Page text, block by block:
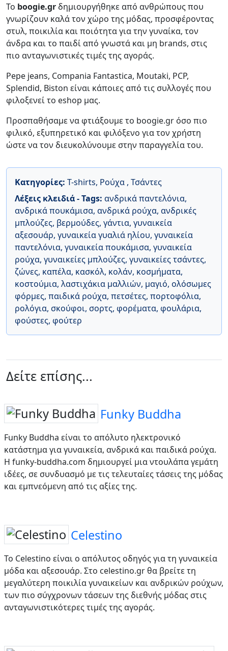
Το boogie.grδημιουργήθηκε από ανθρώπους που
γνωρίζουν καλά τον χώρο της μόδας, προσφέροντας
στυλ, ποικιλία και ποιότητα για την γυναίκα, τον
άνδρα και το παιδί από γνωστά και μη brands, στις
πιο ανταγωνιστικές τιμές της αγοράς.
Pepe jeans, Compania Fantastica, Moutaki, PCP,
Splendid, Biston είναι κάποιες από τις συλλογές που
φιλοξενεί το eshop μας.
Προσπαθήσαμε να φτιάξουμε το boogie.gr όσο πιο
φιλικό, εξυπηρετικό και φιλόξενο για τον χρήστη
ώστε να τον διευκολύνουμε στην παραγγελία του.
Κατηγορίες: T-shirts, Ρούχα , Τσάντες
Λέξεις κλειδιά - Tags: ανδρικά παντελόνια,
ανδρικά πουκάμισα, ανδρικά ρούχα, ανδρικές
μπλούζες, βερμούδες, γάντια, γυναικεία
αξεσουάρ, γυναικεία γυαλιά ηλίου, γυναικεία
παντελόνια, γυναικεία πουκάμισα, γυναικεία
ρούχα, γυναικείες μπλούζες, γυναικείες τσάντες,
ζώνες, καπέλα, κασκόλ, κολάν, κοσμήματα,
κοστούμια, λαστιχάκια μαλλιών, μαγιό, ολόσωμες
φόρμες, παιδικά ρούχα, πετσέτες, πορτοφόλια,
ρολόγια, σκούφοι, σορτς, φορέματα, φουλάρια,
φούστες, φούτερ
Δείτε επίσης...
Funky Buddha
Funky Buddha είναι το απόλυτο ηλεκτρονικό
κατάστημα για γυναικεία, ανδρικά και παιδικά ρούχα.
Η funky-buddha.com δημιουργεί μια ντουλάπα γεμάτη
ιδέες, σε συνδυασμό με τις τελευταίες τάσεις της μόδας
και εμπνεόμενη από τις αξίες της.
Celestino
Το Celestino είναι ο απόλυτος οδηγός για τη γυναικεία
μόδα και αξεσουάρ. Στο celestino.gr θα βρείτε τη
μεγαλύτερη ποικιλία γυναικείων και ανδρικών ρούχων,
των πιο σύγχρονων τάσεων της διεθνής μόδας στις
ανταγωνιστικότερες τιμές της αγοράς.